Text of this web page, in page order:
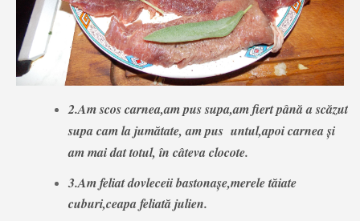
2.Am scos carnea,am pus supa,am fiert până a scăzut
supa cam la jumătate, am pus untul,apoi carnea și
am mai dat totul, în câteva clocote.
3.Am feliat dovleceii bastonașe,merele tăiate
cuburi,ceapa feliată julien.